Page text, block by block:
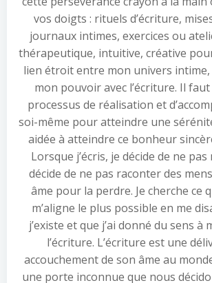
vos doigts : rituels d’écriture,
journaux intimes, exercices ou
thérapeutique, intuitive, créative
lien étroit entre mon univers
mon pouvoir avec l’écriture. Il
processus de réalisation et
soi-même pour atteindre une
aidée à atteindre ce bonheur
Lorsque j’écris, je décide de ne
décide de ne pas raconter des
âme pour la perdre. Je cherche ce
m’aligne le plus possible en me
j’existe et que j’ai donné du sens à
l’écriture. L’écriture est une
accouchement de son âme au
une porte inconnue que nous